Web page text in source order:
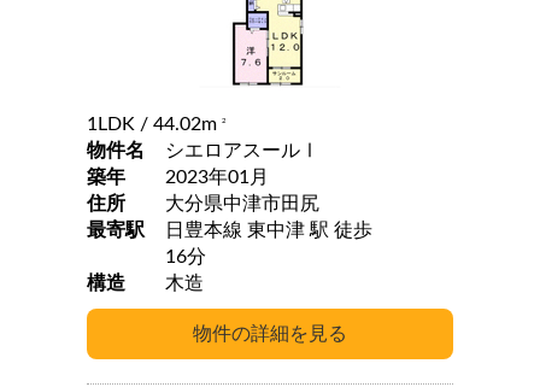
1LDK / 44.02m 2
物件名
シエロアスールⅠ
築年
2023年01月
住所
大分県中津市田尻
最寄駅
日豊本線 東中津 駅 徒歩
16分
構造
木造